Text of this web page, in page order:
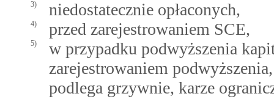
3) niedostatecznie opłaconych,
4) przed zarejestrowaniem SCE,
5)
w przypadku podwyższenia
zarejestrowaniem podwyższenia,
podlega grzywnie, karze